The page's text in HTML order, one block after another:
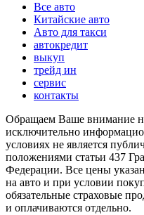
Все авто
Китайские авто
Авто для такси
автокредит
выкуп
трейд ин
сервис
контакты
Обращаем Ваше внимание
исключительно
условиях не является
положениями статьи 437
Федерации. Все цены
на авто и при условии
обязательные страховые
и оплачиваются отдельно.